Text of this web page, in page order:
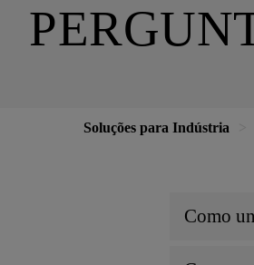
Soluções para Indústria
Como